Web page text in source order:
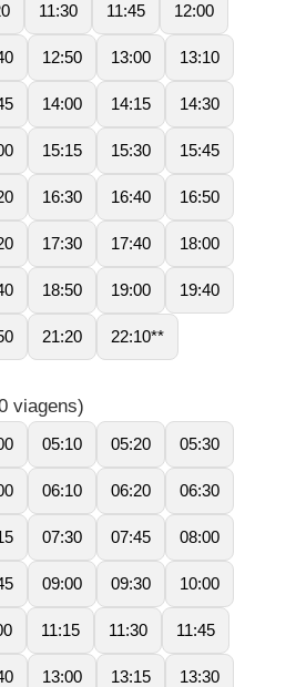
11:30 11:45 12:00
12:50 13:00 13:10
14:00 14:15 14:30
15:15 15:30 15:45
16:30 16:40 16:50
17:30 17:40 18:00
18:50 19:00 19:40
21:20 22:10**
viagens)
05:10 05:20 05:30
06:10 06:20 06:30
07:30 07:45 08:00
09:00 09:30 10:00
11:15 11:30 11:45
13:00 13:15 13:30